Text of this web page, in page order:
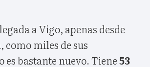
a Vigo, apenas desde
como miles de sus
bastante nuevo. Tiene53